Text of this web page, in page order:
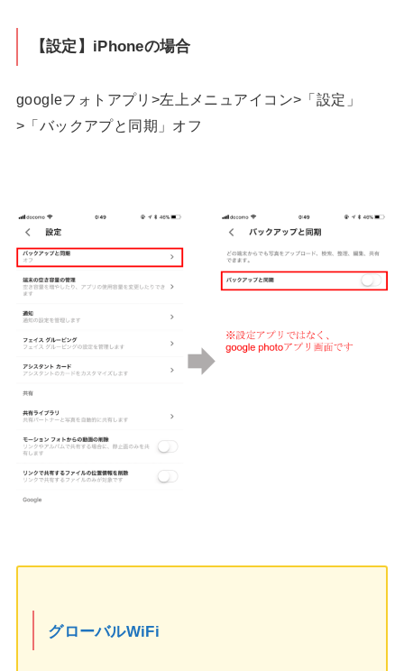
【設定】iPhoneの場合
googleフォトアプリ>左上メニュアイコン>「設定」
>「バックアプと同期」オフ
グローバルWiFi